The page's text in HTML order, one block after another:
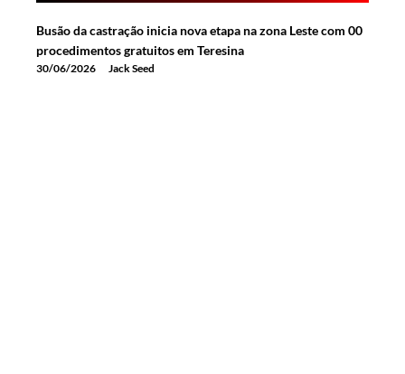
Busão da castração inicia nova etapa na zona Leste com 00
procedimentos gratuitos em Teresina
30/06/2026 Jack Seed